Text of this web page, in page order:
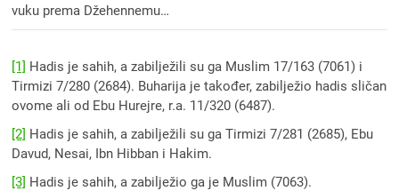
vuku prema Džehennemu…
[1] Hadis je sahih, a zabilježili su ga Muslim 17/163 (7061) i
Tirmizi 7/280 (2684). Buharija je također, zabilježio hadis sličan
ovome ali od Ebu Hurejre, r.a. 11/320 (6487).
[2] Hadis je sahih, a zabilježili su ga Tirmizi 7/281 (2685), Ebu
Davud, Nesai, Ibn Hibban i Hakim.
[3] Hadis je sahih, a zabilježio ga je Muslim (7063).